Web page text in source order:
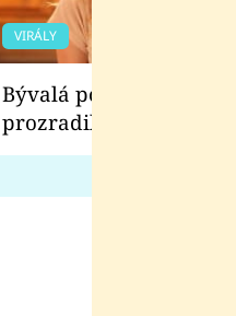
VIRÁLY
Bývalá pornoherečka
prozradila, co ji
natáčení Euforie.